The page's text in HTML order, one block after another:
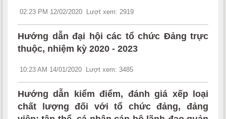
02:23 PM 12/02/2020 Lượt xem: 2919
Hướng dẫn đại hội các tổ chức Đảng trực
thuộc, nhiệm kỳ 2020 - 2023
10:23 AM 14/01/2020 Lượt xem: 3485
Hướng dẫn kiểm điểm, đánh giá xếp loại
chất lượng đối với tổ chức đảng, đảng